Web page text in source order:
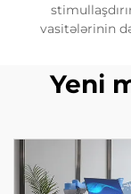
vasitələrinin
Yeni